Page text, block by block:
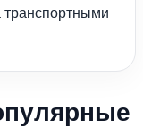
транспортными